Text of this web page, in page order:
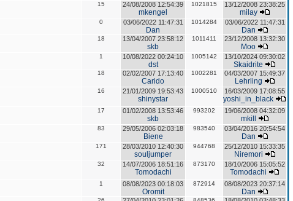
15 24/08/2008 12:54:39
mkengel
1021815 13/12/2008 23:38:25
milay
0 03/06/2022 11:47:31
Dan
1014284 03/06/2022 11:47:31
Dan
18 13/04/2007 23:58:12
skb
1011411 23/12/2008 13:32:30
Moo
1 10/08/2022 00:24:10
dst
1005142 13/10/2024 09:30:02
Skaidrite
18 02/02/2007 17:13:40
Carido
1002281 04/03/2007 15:49:37
Lehrling
16 21/01/2009 19:53:43
shinystar
1000510 16/03/2009 17:08:55
yoshi_in_black
17 01/02/2008 13:53:46
skb
993202 19/06/2008 04:32:09
mkill
83 29/05/2006 02:03:18
Biene
983540 03/04/2016 20:54:54
Dan
171 28/03/2010 12:40:30
souljumper
944768 25/12/2010 15:33:35
Niremori
32 14/07/2006 18:51:16
Tomodachi
873170 18/10/2006 15:05:52
Tomodachi
1 08/08/2023 00:18:03
Oromit
872914 08/08/2023 20:37:14
Dan